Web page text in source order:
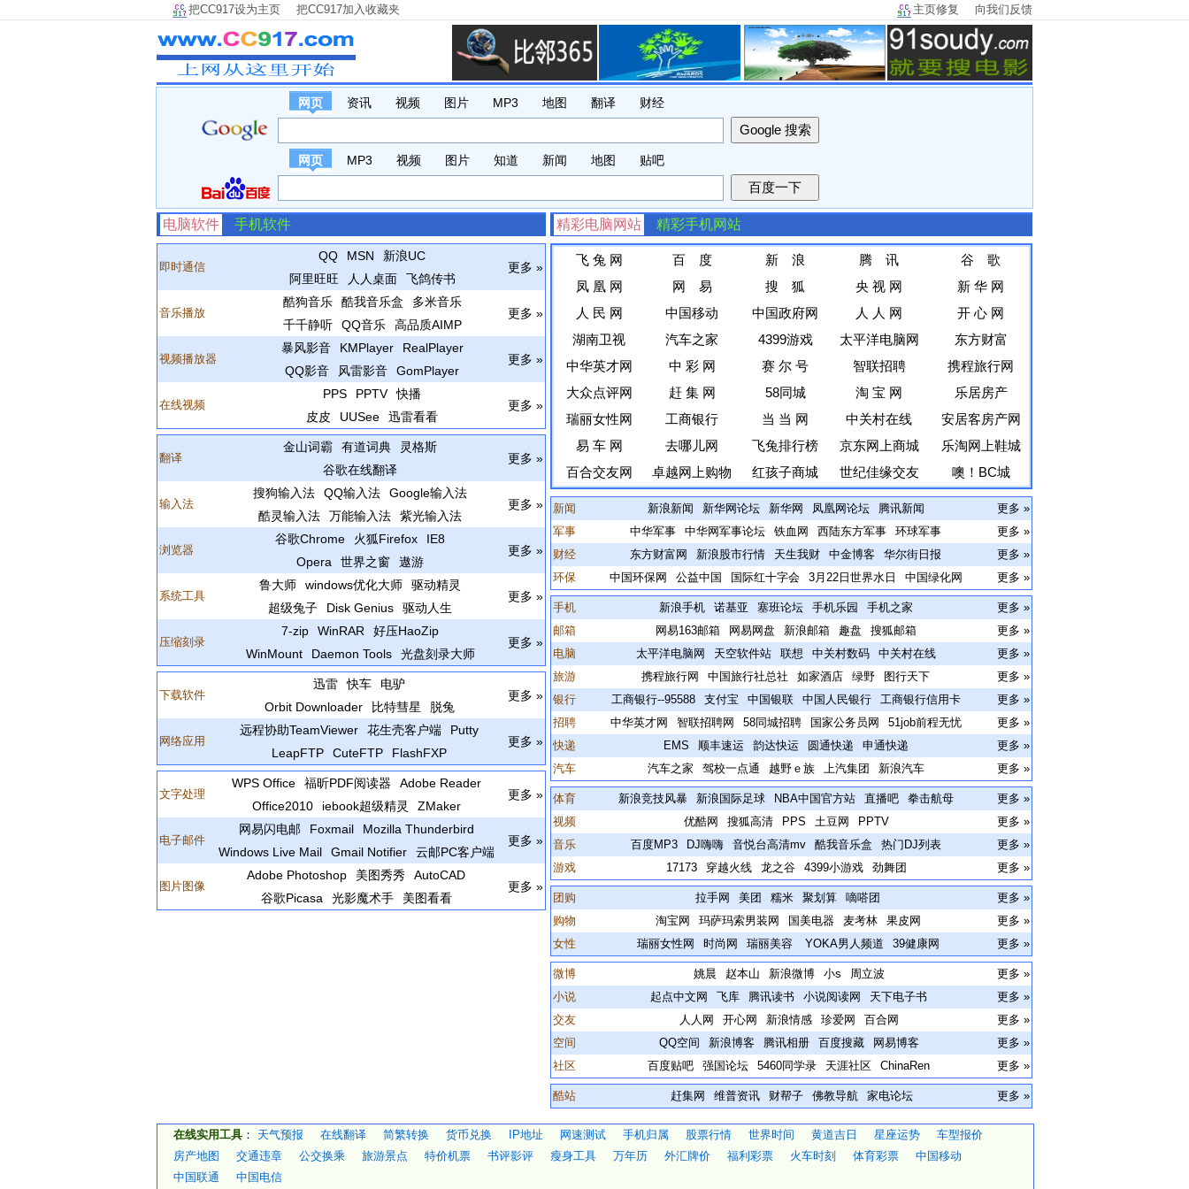
把CC917设为主页 把CC917加入收藏夹 主页修复 向我们反馈
网页 资讯 视频 图片 MP3 地图 翻译 财经
网页 MP3 视频 图片 知道 新闻 地图 贴吧
电脑软件 手机软件
即时通信
QQ MSN
新浪UC
阿里旺旺
人人桌面 飞鸽传书
更多 »
音乐播放
酷狗音乐 酷我音乐盒
多米音乐
千千静听
QQ音乐 高品质AIMP
更多 »
视频播放器
暴风影音 KMPlayer
RealPlayer
QQ影音
风雷影音 GomPlayer
更多 »
在线视频
PPS PPTV
快播
皮皮
UUSee 迅雷看看
更多 »
翻译
金山词霸 有道词典
灵格斯
谷歌在线翻译
更多 »
输入法
搜狗输入法 QQ输入法
Google输入法
酷灵输入法
万能输入法 紫光输入法
更多 »
浏览器
谷歌Chrome 火狐Firefox
IE8
Opera
世界之窗 遨游
更多 »
系统工具
鲁大师 windows优化大师
驱动精灵
超级兔子
Disk Genius 驱动人生
更多 »
压缩刻录
7-zip WinRAR
好压HaoZip
WinMount
Daemon Tools 光盘刻录大师
更多 »
下载软件
迅雷 快车
电驴
Orbit Downloader
比特彗星 脱兔
更多 »
网络应用
远程协助TeamViewer 花生壳客户端
Putty
LeapFTP
CuteFTP FlashFXP
更多 »
文字处理
WPS Office 福昕PDF阅读器
Adobe Reader
Office2010
iebook超级精灵 ZMaker
更多 »
电子邮件
网易闪电邮 Foxmail
Mozilla Thunderbird
Windows Live Mail
Gmail Notifier 云邮PC客户端
更多 »
图片图像
Adobe Photoshop 美图秀秀
AutoCAD
谷歌Picasa
光影魔术手 美图看看
更多 »
精彩电脑网站 精彩手机网站
飞 兔 网 百 度 新 浪 腾 讯
谷 歌
凤 凰 网
网 易 搜 狐 央 视 网
新 华 网
人 民 网
中国移动 中国政府网 人 人 网
开 心 网
湖南卫视
汽车之家 4399游戏 太平洋电脑网
东方财富
中华英才网
中 彩 网 赛 尔 号 智联招聘
携程旅行网
大众点评网
赶 集 网 58同城 淘 宝 网
乐居房产
瑞丽女性网
工商银行 当 当 网 中关村在线
安居客房产网
易 车 网
去哪儿网 飞兔排行榜 京东网上商城
乐淘网上鞋城
百合交友网
卓越网上购物 红孩子商城 世纪佳缘交友 噢！BC城
新闻 新浪新闻 新华网论坛 新华网 凤凰网论坛 腾讯新闻
更多 »
军事
中华军事 中华网军事论坛 铁血网 西陆东方军事 环球军事
更多 »
财经
东方财富网 新浪股市行情 天生我财 中金博客 华尔街日报
更多 »
环保
中国环保网 公益中国 国际红十字会 3月22日世界水日 中国绿化网 更多 »
手机 新浪手机 诺基亚 塞班论坛 手机乐园 手机之家
更多 »
邮箱
网易163邮箱 网易网盘 新浪邮箱 趣盘 搜狐邮箱
更多 »
电脑
太平洋电脑网 天空软件站 联想 中关村数码 中关村在线
更多 »
旅游
携程旅行网 中国旅行社总社 如家酒店 绿野 图行天下
更多 »
银行
工商银行--95588 支付宝 中国银联 中国人民银行 工商银行信用卡
更多 »
招聘
中华英才网 智联招聘网 58同城招聘 国家公务员网 51job前程无忧
更多 »
快递
EMS 顺丰速运 韵达快运 圆通快递 申通快递
更多 »
汽车
汽车之家 驾校一点通 越野ｅ族 上汽集团 新浪汽车 更多 »
体育 新浪竞技风暴 新浪国际足球 NBA中国官方站 直播吧 拳击航母
更多 »
视频
优酷网 搜狐高清 PPS 土豆网 PPTV
更多 »
音乐
百度MP3 DJ嗨嗨 音悦台高清mv 酷我音乐盒 热门DJ列表
更多 »
游戏
17173 穿越火线 龙之谷 4399小游戏 劲舞团 更多 »
团购 拉手网 美团 糯米 聚划算 嘀嗒团
更多 »
购物
淘宝网 玛萨玛索男装网 国美电器 麦考林 果皮网
更多 »
女性
瑞丽女性网 时尚网 瑞丽美容 YOKA男人频道 39健康网 更多 »
微博 姚晨 赵本山 新浪微博 小s 周立波
更多 »
小说
起点中文网 飞库 腾讯读书 小说阅读网 天下电子书
更多 »
交友
人人网 开心网 新浪情感 珍爱网 百合网
更多 »
空间
QQ空间 新浪博客 腾讯相册 百度搜藏 网易博客
更多 »
社区
百度贴吧 强国论坛 5460同学录 天涯社区 ChinaRen 更多 »
酷站 赶集网 维普资讯 财帮子 佛教导航 家电论坛 更多 »
在线实用工具 ： 天气预报 在线翻译 简繁转换 货币兑换 IP地址 网速测试 手机归属 股票行情 世界时间 黄道吉日 星座运势
车型报价
房产地图
交通违章 公交换乘 旅游景点 特价机票 书评影评 瘦身工具 万年历 外汇牌价 福利彩票 火车时刻 体育彩票
中国移动
中国联通
中国电信